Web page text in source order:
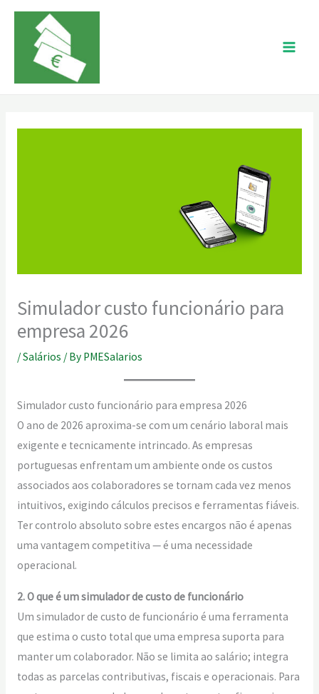
Skip
content
Simulador custo funcionário para
empresa 2026
/Salários / By PMESalarios
Simulador custo funcionário para empresa 2026
O ano de 2026 aproxima-se com um cenário laboral mais
exigente e tecnicamente intrincado. As empresas
portuguesas enfrentam um ambiente onde os custos
associados aos colaboradores se tornam cada vez menos
intuitivos, exigindo cálculos precisos e ferramentas fiáveis.
Ter controlo absoluto sobre estes encargos não é apenas
uma vantagem competitiva — é uma necessidade
operacional.
2. O que é um simulador de custo de funcionário
Um simulador de custo de funcionário é uma ferramenta
que estima o custo total que uma empresa suporta para
manter um colaborador. Não se limita ao salário; integra
todas as parcelas contributivas, fiscais e operacionais. Para